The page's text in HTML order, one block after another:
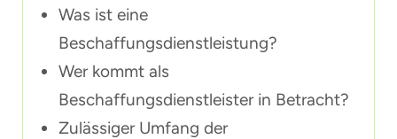
Was ist eine
Beschaffungsdienstleistung?
Wer kommt als
Beschaffungsdienstleister in Betracht?
Zulässiger Umfang der